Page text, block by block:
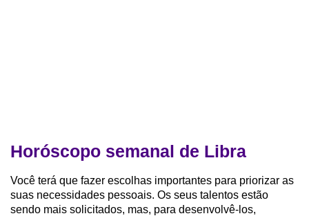
Horóscopo semanal de Libra
Você terá que fazer escolhas importantes para priorizar as
suas necessidades pessoais. Os seus talentos estão
sendo mais solicitados, mas, para desenvolvê-los,